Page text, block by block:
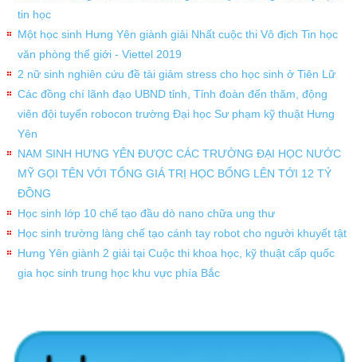
tin học
Một học sinh Hưng Yên giành giải Nhất cuộc thi Vô địch Tin học
văn phòng thế giới - Viettel 2019
2 nữ sinh nghiên cứu đề tài giảm stress cho học sinh ở Tiên Lữ
Các đồng chí lãnh đạo UBND tỉnh, Tỉnh đoàn đến thăm, động
viên đội tuyển robocon trường Đại học Sư phạm kỹ thuật Hưng
Yên
NAM SINH HƯNG YÊN ĐƯỢC CÁC TRƯỜNG ĐẠI HỌC NƯỚC
MỸ GỌI TÊN VỚI TỔNG GIÁ TRỊ HỌC BỔNG LÊN TỚI 12 TỶ
ĐỒNG
Học sinh lớp 10 chế tạo đầu dò nano chữa ung thư
Học sinh trường làng chế tạo cánh tay robot cho người khuyết tật
Hưng Yên giành 2 giải tại Cuộc thi khoa học, kỹ thuật cấp quốc
gia học sinh trung học khu vực phía Bắc